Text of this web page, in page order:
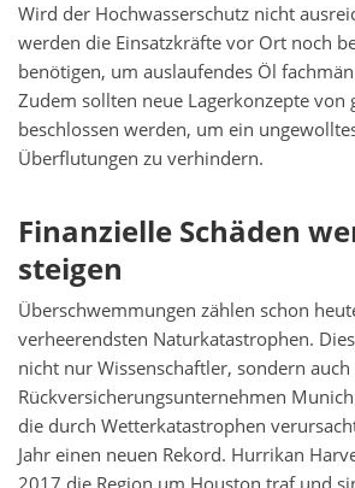
Wird der Hochwasserschutz nicht
werden die Einsatzkräfte vor Ort noch
benötigen, um auslaufendes Öl
Zudem sollten neue Lagerkonzepte von
beschlossen werden, um ein
Überflutungen zu verhindern.
Finanzielle Schäden
steigen
Überschwemmungen zählen schon
verheerendsten Naturkatastrophen.
nicht nur Wissenschaftler, sondern
Rückversicherungsunternehmen
die durch Wetterkatastrophen
Jahr einen neuen Rekord. Hurrikan